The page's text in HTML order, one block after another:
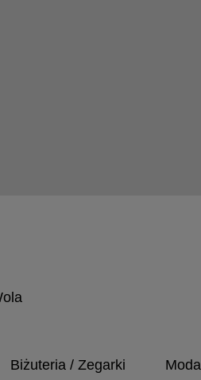
Biżuteria / Zegarki Moda